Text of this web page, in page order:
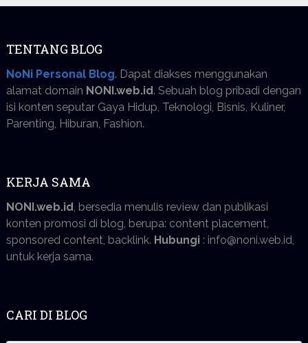
TENTANG BLOG
NoNi Personal Blog. Dapat diakses menggunakan
alamat domain NONI.web.id. Sebuah blog pribadi dengan
isi konten seputar Gaya Hidup, Teknologi, Bisnis, Kuliner,
Parenting, Hiburan, Fashion.
KERJA SAMA
NONI.web.id , bersedia menulis review dan publikasi
konten promosi di blog, berupa: content placement,
sponsored content, backlink. Hubungi: info@noni.web.id,
untuk kerja sama.
CARI DI BLOG